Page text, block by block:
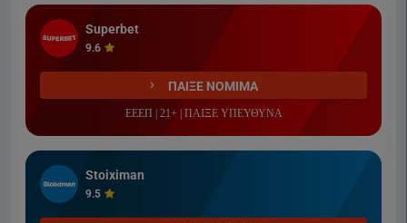
Superbet
9.6
ΠΑΙΞΕ ΝΟΜΙΜΑ
ΕΕΕΠ | 21+ | ΠΑΙΞΕ ΥΠΕΥΘΥΝΑ
Stoiximan
9.5